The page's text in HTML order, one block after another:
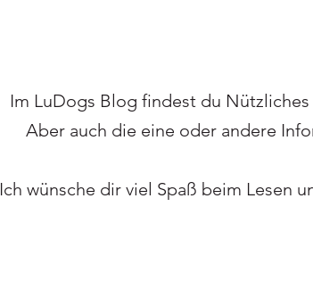
Im LuDogs Blog findest du
Aber auch die eine oder andere
Ich wünsche dir viel Spaß beim Lesen